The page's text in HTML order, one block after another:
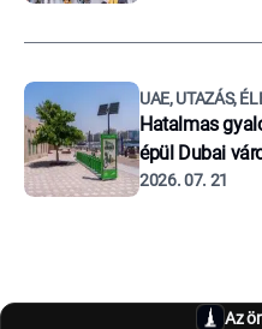
UAE, UTAZÁS,
Hatalmas
épül Dubai
2026. 07. 21
Az